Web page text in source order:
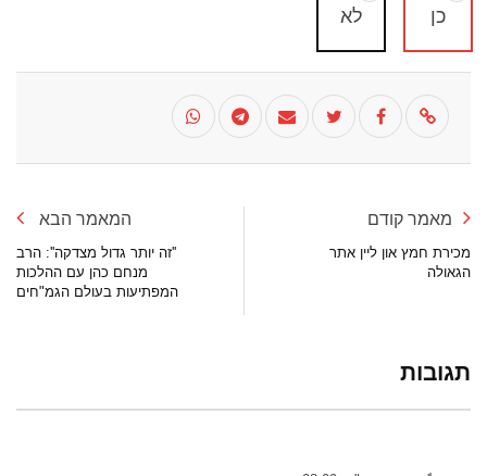
כן לא
מאמר קודם
מכירת חמץ און ליין אתר
הגאולה
המאמר הבא
''זה יותר גדול מצדקה'': הרב
מנחם כהן עם ההלכות
המפתיעות בעולם הגמ"חים
תגובות